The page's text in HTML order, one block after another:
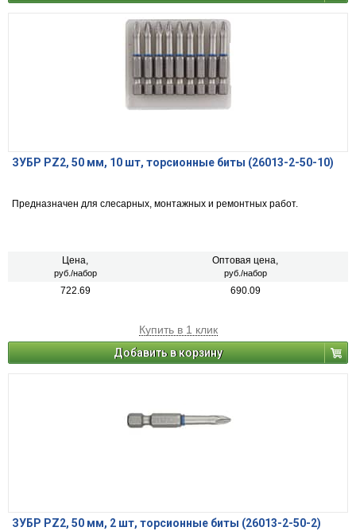
ЗУБР PZ2, 50 мм, 10 шт, торсионные биты (26013-2-50-10)
Предназначен для слесарных, монтажных и ремонтных работ.
Цена,
руб./набор
Оптовая цена,
руб./набор
722.69 690.09
Купить в 1 клик
Добавить в корзину
ЗУБР PZ2, 50 мм, 2 шт, торсионные биты (26013-2-50-2)